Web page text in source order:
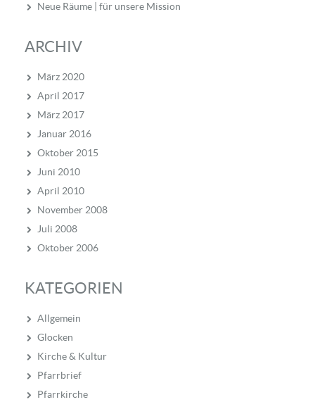
Neue Räume | für unsere Mission
ARCHIV
März 2020
April 2017
März 2017
Januar 2016
Oktober 2015
Juni 2010
April 2010
November 2008
Juli 2008
Oktober 2006
KATEGORIEN
Allgemein
Glocken
Kirche & Kultur
Pfarrbrief
Pfarrkirche